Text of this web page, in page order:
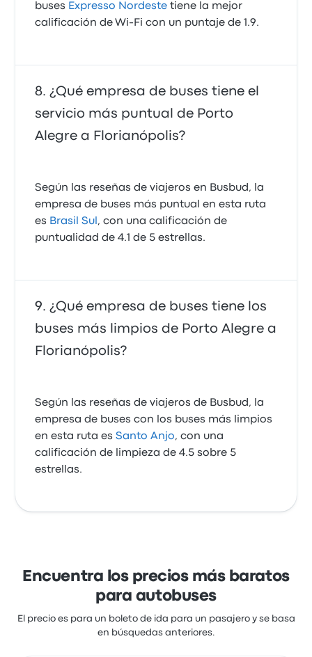
buses Expresso Nordeste tiene la mejor
calificación de Wi‑Fi con un puntaje de 1.9.
¿Qué empresa de buses tiene el
servicio más puntual de Porto
Alegre a Florianópolis?
Según las reseñas de viajeros en Busbud, la
empresa de buses más puntual en esta ruta
es Brasil Sul , con una calificación de
puntualidad de 4.1 de 5 estrellas.
¿Qué empresa de buses tiene los
buses más limpios de Porto Alegre a
Florianópolis?
Según las reseñas de viajeros de Busbud, la
empresa de buses con los buses más limpios
en esta ruta esSanto Anjo, con una
calificación de limpieza de 4.5 sobre 5
estrellas.
Encuentra los precios más baratos
para autobuses
El precio es para un boleto de ida para un pasajero y se basa
en búsquedas anteriores.